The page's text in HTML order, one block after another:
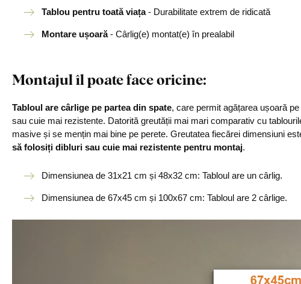
Tablou pentru toată viața- Durabilitate extrem de ridicată
Montare ușoară- Cârlig(e) montat(e) în prealabil
Montajul îl poate face oricine:
Tabloul are cârlige pe partea din spate, care permit agățarea ușoară
sau cuie mai rezistente. Datorită greutății mai mari comparativ cu
masive și se mențin mai bine pe perete. Greutatea fiecărei dimensiuni
să folosiți dibluri sau cuie mai rezistente pentru montaj.
Dimensiunea de 31x21 cm și 48x32 cm: Tabloul are un cârlig.
Dimensiunea de 67x45 cm și 100x67 cm: Tabloul are 2 cârlige.